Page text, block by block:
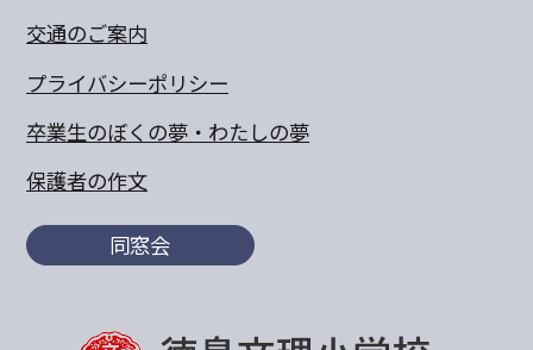
交通のご案内
プライバシーポリシー
卒業生のぼくの夢・わたしの夢
保護者の作文
同窓会